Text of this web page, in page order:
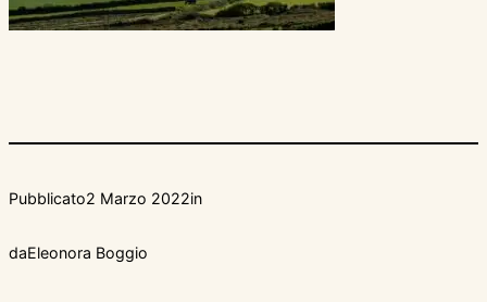
Pubblicato2 Marzo 2022in
daEleonora Boggio